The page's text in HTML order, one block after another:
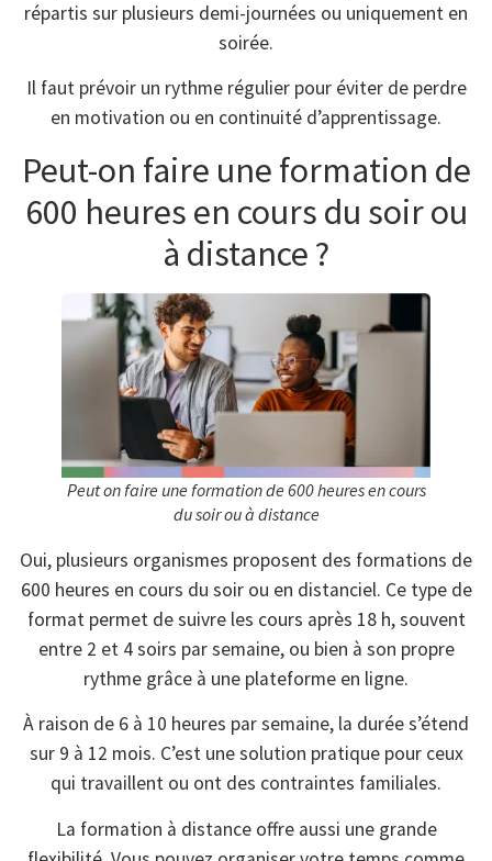
répartis sur plusieurs demi-journées ou uniquement en
soirée.
Il faut prévoir un rythme régulier pour éviter de perdre
en motivation ou en continuité d’apprentissage.
Peut-on faire une formation de
600 heures en cours du soir ou
à distance ?
Peut on faire une formation de 600 heures en cours
du soir ou à distance
Oui, plusieurs organismes proposent des formations de
600 heures en cours du soir ou en distanciel. Ce type de
format permet de suivre les cours après 18 h, souvent
entre 2 et 4 soirs par semaine, ou bien à son propre
rythme grâce à une plateforme en ligne.
À raison de 6 à 10 heures par semaine, la durée s’étend
sur 9 à 12 mois. C’est une solution pratique pour ceux
qui travaillent ou ont des contraintes familiales.
La formation à distance offre aussi une grande